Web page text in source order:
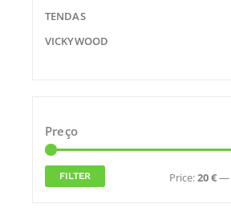
TENDAS
VICKYWOOD
Preço
FILTER Price:20 €—